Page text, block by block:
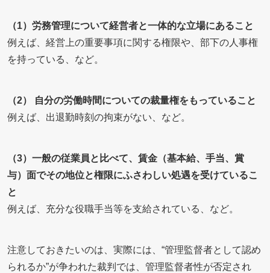
（1）労務管理について経営者と一体的な立場にあること
例えば、経営上の重要事項に関する権限や、部下の人事権
を持っている、など。
（2） 自分の労働時間についての裁量権をもっていること
例えば、出退勤時刻の拘束がない、など。
（3）一般の従業員と比べて、賃金（基本給、手当、賞
与）面でその地位と権限にふさわしい処遇を受けているこ
と
例えば、充分な役職手当等を支給されている、など。
注意しておきたいのは、実際には、“管理監督者として認め
られるか”が争われた裁判では、管理監督者性が否定され